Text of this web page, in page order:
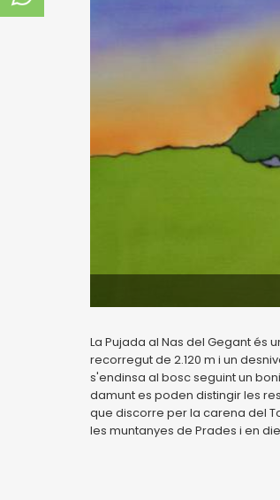
La Pujada al Nas del Gegant és
recorregut de 2.120 m i un
s'endinsa al bosc seguint un
damunt es poden distingir les
que discorre per la carena del
les muntanyes de Prades i en